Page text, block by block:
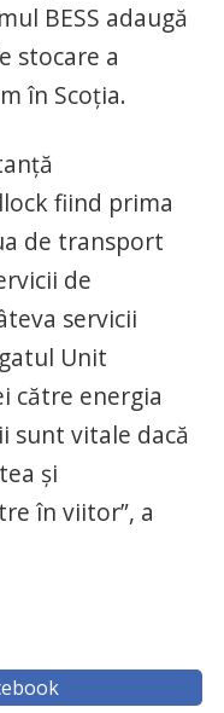
BESS adaugă
stocare a
în Scoția.
fiind prima
de transport
de
servicii
Unit
către energia
sunt vitale dacă
și
în viitor”, a